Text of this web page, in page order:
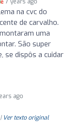
na cvc do
de carvalho.
uma
São super
se dispôs a cuidar
ago
Ver texto original